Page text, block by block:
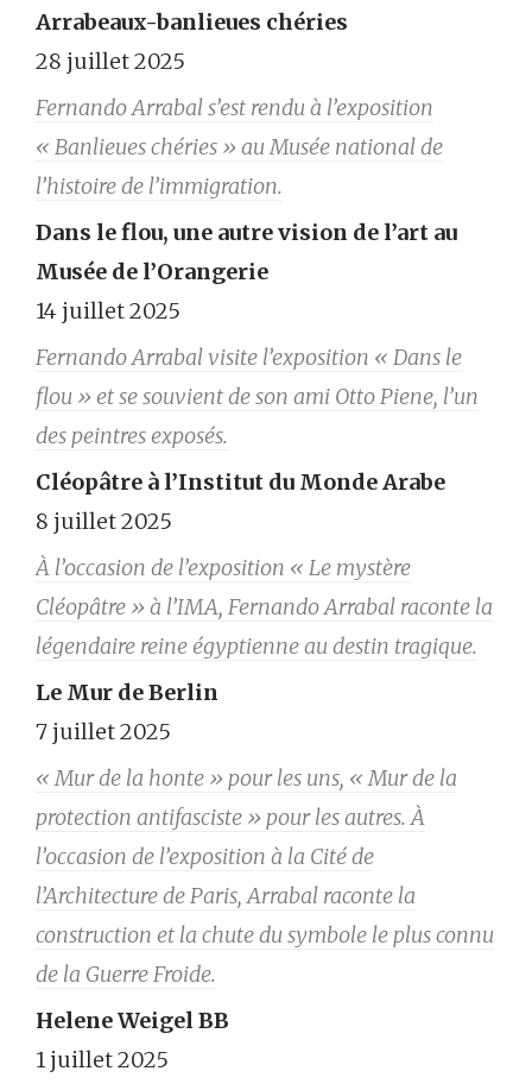
Arrabeaux-banlieues chéries
28 juillet 2025
Fernando Arrabal s’est rendu à l’exposition
« Banlieues chéries » au Musée national de
l’histoire de l’immigration.
Dans le flou, une autre vision de l’art au
Musée de l’Orangerie
14 juillet 2025
Fernando Arrabal visite l’exposition « Dans le
flou » et se souvient de son ami Otto Piene, l’un
des peintres exposés.
Cléopâtre à l’Institut du Monde Arabe
8 juillet 2025
À l’occasion de l’exposition « Le mystère
Cléopâtre » à l’IMA, Fernando Arrabal raconte la
légendaire reine égyptienne au destin tragique.
Le Mur de Berlin
7 juillet 2025
« Mur de la honte » pour les uns, « Mur de la
protection antifasciste » pour les autres. À
l’occasion de l’exposition à la Cité de
l’Architecture de Paris, Arrabal raconte la
construction et la chute du symbole le plus connu
de la Guerre Froide.
Helene Weigel BB
1 juillet 2025